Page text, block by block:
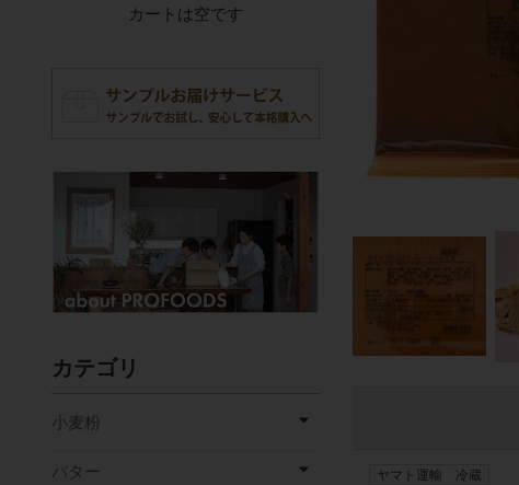
ヤマト運輸 冷蔵
カートは空です
カテゴリ
小麦粉
バター